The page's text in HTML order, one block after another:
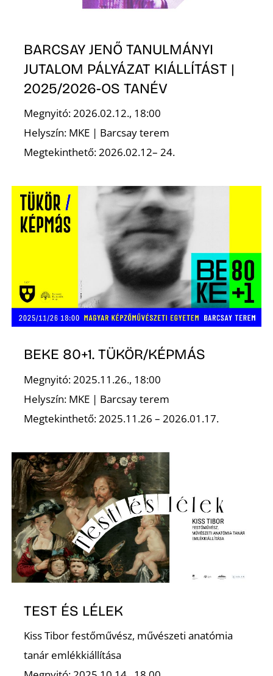
BARCSAY JENŐ TANULMÁNYI
JUTALOM PÁLYÁZAT KIÁLLÍTÁST |
2025/2026-OS TANÉV
Megnyitó: 2026.02.12., 18:00
Helyszín: MKE | Barcsay terem
Megtekinthető: 2026.02.12– 24.
BEKE 80+1. TÜKÖR/KÉPMÁS
Megnyitó: 2025.11.26., 18:00
Helyszín: MKE | Barcsay terem
Megtekinthető: 2025.11.26 – 2026.01.17.
TEST ÉS LÉLEK
Kiss Tibor festőművész, művészeti anatómia
tanár emlékkiállítása